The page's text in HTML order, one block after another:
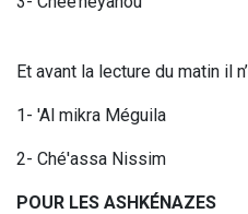
Et avant la lecture du matin il
1- 'Al mikra Méguila
2- Ché'assa Nissim
POUR LES ASHKÉNAZES